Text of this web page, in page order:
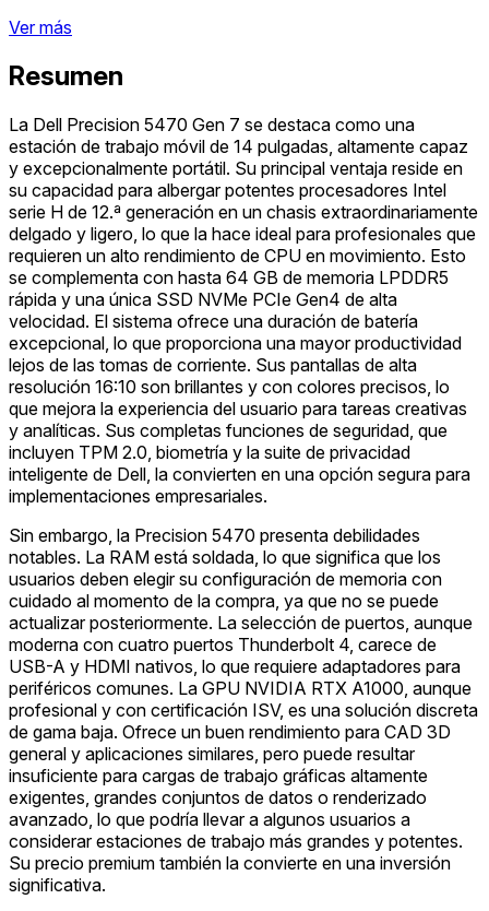
Ver más
Resumen
La Dell Precision 5470 Gen 7 se destaca como una
estación de trabajo móvil de 14 pulgadas, altamente capaz
y excepcionalmente portátil. Su principal ventaja reside en
su capacidad para albergar potentes procesadores Intel
serie H de 12.ª generación en un chasis extraordinariamente
delgado y ligero, lo que la hace ideal para profesionales que
requieren un alto rendimiento de CPU en movimiento. Esto
se complementa con hasta 64 GB de memoria LPDDR5
rápida y una única SSD NVMe PCIe Gen4 de alta
velocidad. El sistema ofrece una duración de batería
excepcional, lo que proporciona una mayor productividad
lejos de las tomas de corriente. Sus pantallas de alta
resolución 16:10 son brillantes y con colores precisos, lo
que mejora la experiencia del usuario para tareas creativas
y analíticas. Sus completas funciones de seguridad, que
incluyen TPM 2.0, biometría y la suite de privacidad
inteligente de Dell, la convierten en una opción segura para
implementaciones empresariales.
Sin embargo, la Precision 5470 presenta debilidades
notables. La RAM está soldada, lo que significa que los
usuarios deben elegir su configuración de memoria con
cuidado al momento de la compra, ya que no se puede
actualizar posteriormente. La selección de puertos, aunque
moderna con cuatro puertos Thunderbolt 4, carece de
USB-A y HDMI nativos, lo que requiere adaptadores para
periféricos comunes. La GPU NVIDIA RTX A1000, aunque
profesional y con certificación ISV, es una solución discreta
de gama baja. Ofrece un buen rendimiento para CAD 3D
general y aplicaciones similares, pero puede resultar
insuficiente para cargas de trabajo gráficas altamente
exigentes, grandes conjuntos de datos o renderizado
avanzado, lo que podría llevar a algunos usuarios a
considerar estaciones de trabajo más grandes y potentes.
Su precio premium también la convierte en una inversión
significativa.